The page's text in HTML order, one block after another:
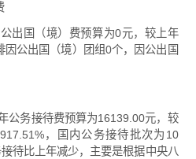
出国（境）费预算为0元，较上年
公出国（境）团组0个，因公出国
公务接待费预算为16139.00元，较
，国内公务接待批次为10
待比上年减少，主要是根据中央八